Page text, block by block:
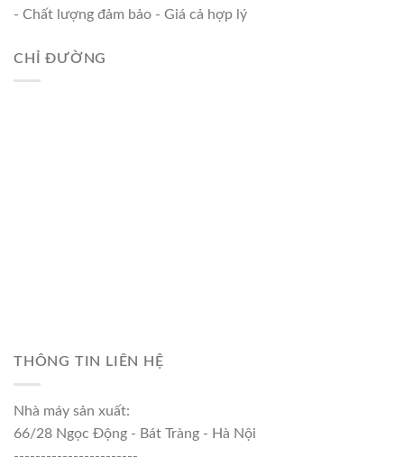
- Chất lượng đảm bảo - Giá cả hợp lý
CHỈ ĐƯỜNG
THÔNG TIN LIÊN HỆ
Nhà máy sản xuất:
66/28 Ngọc Động - Bát Tràng - Hà Nội